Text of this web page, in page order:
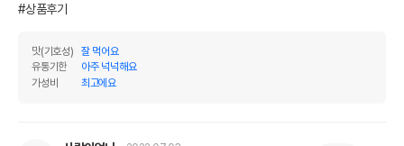
#상품후기
맛(기호성)
잘 먹어요
유통기한
아주 넉넉해요
가성비
최고에요